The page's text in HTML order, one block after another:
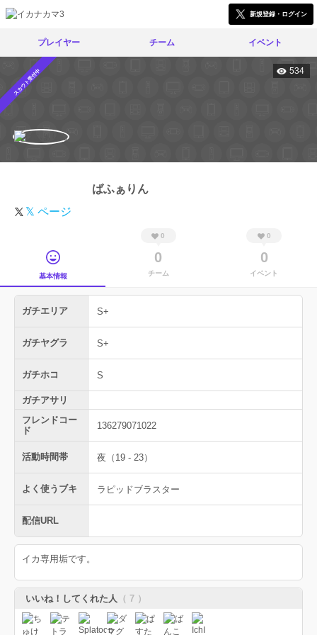
新規登録・ログイン
プレイヤー チーム イベント
スカウト受付中 534
ばふぁりん
𝕏 ページ
基本情報
0
0
チーム
0
0
イベント
ガチエリア S+
ガチヤグラ S+
ガチホコ S
ガチアサリ
フレンドコー
ド
136279071022
活動時間帯 夜（19 - 23）
よく使うブキ ラピッドブラスター
配信URL
イカ専用垢です。
いいね！してくれた人 （ 7 ）